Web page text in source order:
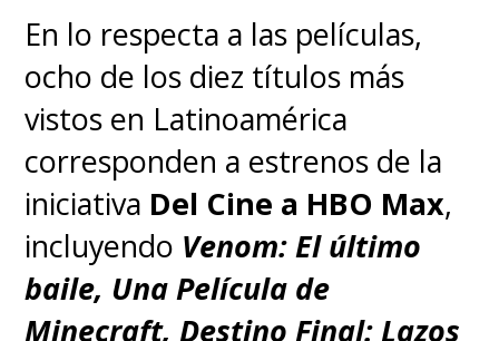
En lo respecta a las películas,
ocho de los diez títulos más
vistos en Latinoamérica
corresponden a estrenos de la
iniciativa Del Cine a HBO Max,
incluyendo Venom: El último
baile, Una Película de
Minecraft, Destino Final: Lazos